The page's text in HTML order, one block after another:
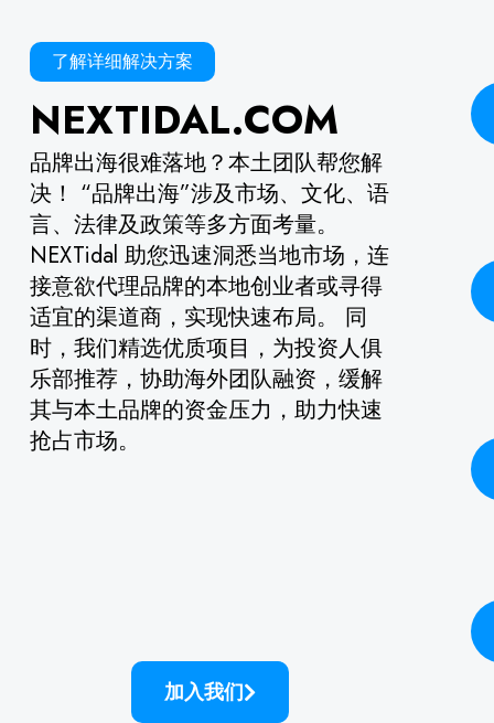
了解详细解决方案
NEXTIDAL.COM
品牌出海很难落地？本土团队帮您解
决！ “品牌出海”涉及市场、文化、语
言、法律及政策等多方面考量。
NEXTidal 助您迅速洞悉当地市场，连
接意欲代理品牌的本地创业者或寻得
适宜的渠道商，实现快速布局。 同
时，我们精选优质项目，为投资人俱
乐部推荐，协助海外团队融资，缓解
其与本土品牌的资金压力，助力快速
抢占市场。
加入我们